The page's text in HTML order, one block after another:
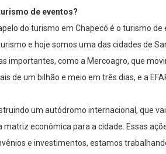
de eventos?
do turismo em Chapecó é o turismo
e hoje somos uma das cidades de
importantes, como a Mercoagro, que
de um bilhão e meio em três dias, e a
um autódromo internacional, que
econômica para a cidade. Essas
e investimentos, estamos